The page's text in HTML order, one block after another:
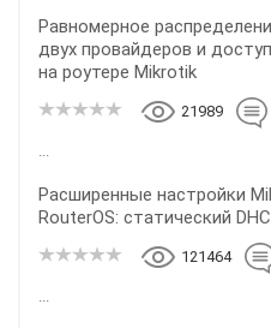
Равномерное
двух провайдеров и
на роутере Mikrotik
21989
...
Расширенные настройки
RouterOS: статический
121464
...